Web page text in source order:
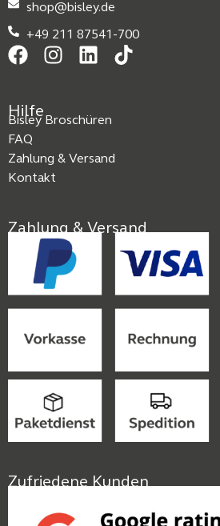
shop@bisley.de
+49 211 87541-700
Hilfe
Bisley Broschüren
FAQ
Zahlung & Versand
Kontakt
Zahlung & Versand
Zufriedene Kunden